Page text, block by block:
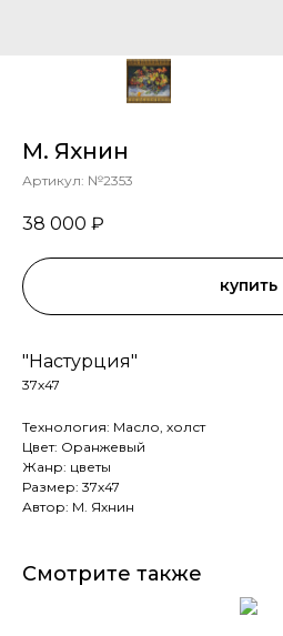
М. Яхнин
Артикул: №2353
38 000 ₽
купить
"Настурция"
37х47
Технология: Масло, холст
Цвет: Оранжевый
Жанр: цветы
Размер: 37х47
Автор: М. Яхнин
Смотрите также